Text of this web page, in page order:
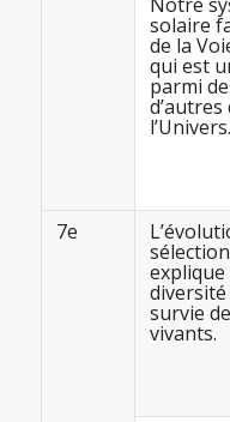
solaire
de la
qui est
parmi
d’autres
l’Univers.
7e
explique
diversité
survie
vivants.